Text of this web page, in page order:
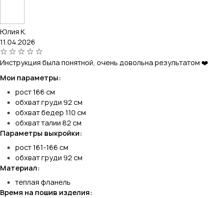
Юлия К.
11.04.2026
Инструкция была понятной, очень довольна результатом ❤️
Мои параметры:
рост 166 см
обхват груди 92 см
обхват бедер 110 см
обхват талии 82 см
Параметры выкройки:
рост 161-166 см
обхват груди 92 см
Материал:
теплая фланель
Время на пошив изделия: